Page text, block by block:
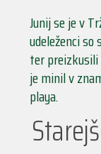
Junij se je v
udeleženci
ter
je minil v
playa.